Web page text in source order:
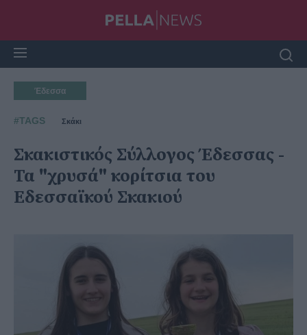
Έδεσσα
#TAGS Σκάκι
Σκακιστικός Σύλλογος Έδεσσας -
Τα "χρυσά" κορίτσια του
Εδεσσαϊκού Σκακιού